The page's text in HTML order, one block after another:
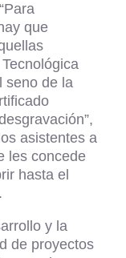
que
seno de la
asistentes a
les concede
hasta el
y la
de proyectos